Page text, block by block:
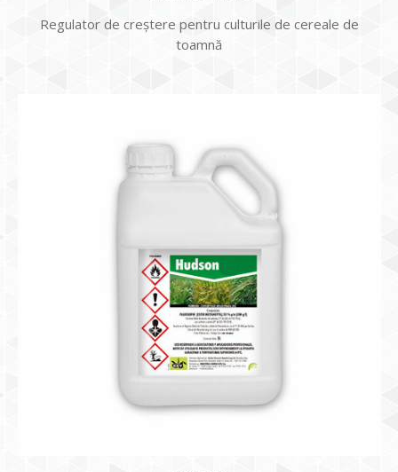
Regulator de creștere pentru culturile de cereale de
toamnă